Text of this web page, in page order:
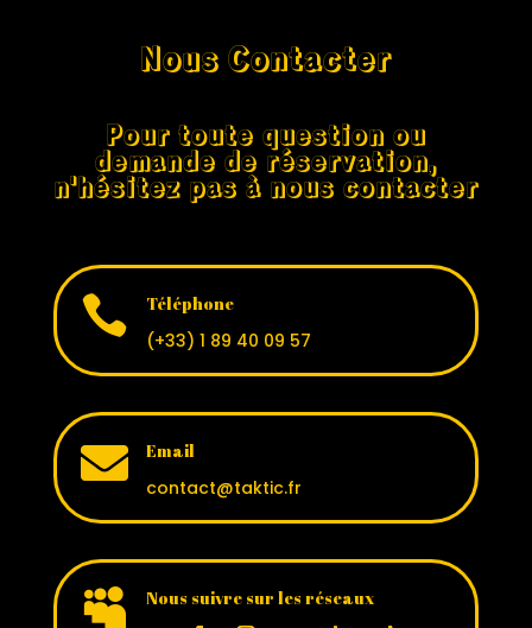
Nous Contacter
Pour toute question ou
demande de réservation,
n'hésitez pas à nous contacter
 Téléphone
(+33) 1 89 40 09 57
 Email
contact@taktic.fr
 Nous suivre sur les réseaux